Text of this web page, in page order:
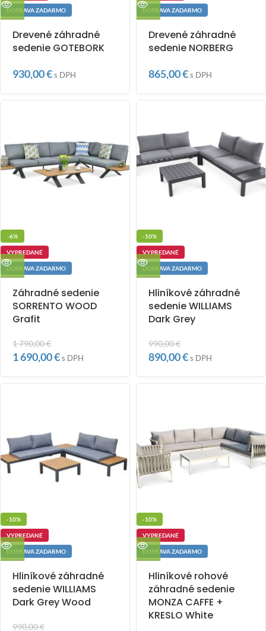
DOPRAVA ZADARMO
Drevené záhradné
sedenie GOTEBORK
930,00€s DPH
DOPRAVA ZADARMO
Drevené záhradné
sedenie NORBERG
865,00€s DPH
-6%
VYPREDANÉ
DOPRAVA ZADARMO
Záhradné sedenie
SORRENTO WOOD
Grafit
1 790,00€
1 690,00€s DPH
-10%
VYPREDANÉ
DOPRAVA ZADARMO
Hliníkové záhradné
sedenie WILLIAMS
Dark Grey
990,00€
890,00€s DPH
-10%
VYPREDANÉ
DOPRAVA ZADARMO
Hliníkové záhradné
sedenie WILLIAMS
Dark Grey Wood
990,00€
-10%
VYPREDANÉ
DOPRAVA ZADARMO
Hliníkové rohové
záhradné sedenie
MONZA CAFFE +
KRESLO White